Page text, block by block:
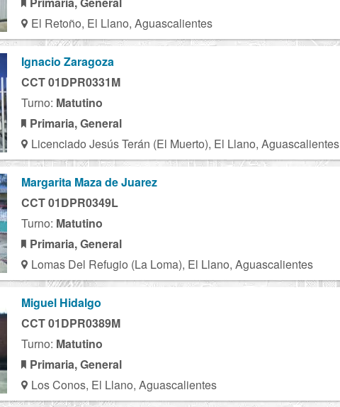
El Retoño, El Llano, Aguascalientes
Ignacio Zaragoza
CCT 01DPR0331M
Turno: Matutino
Primaria, General
Licenciado Jesús Terán (El Muerto), El Llano, Aguascalientes
Margarita Maza de Juarez
CCT 01DPR0349L
Turno: Matutino
Primaria, General
Lomas Del Refugio (La Loma), El Llano, Aguascalientes
Miguel Hidalgo
CCT 01DPR0389M
Turno: Matutino
Primaria, General
Los Conos, El Llano, Aguascalientes